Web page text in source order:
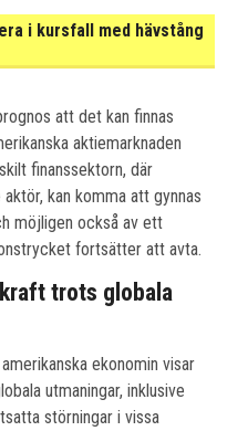
i kursfall med hävstång
att det kan finnas
aktiemarknaden
finanssektorn, där
kan komma att gynnas
möjligen också av ett
fortsätter att avta.
trots globala
ekonomin visar
utmaningar, inklusive
störningar i vissa